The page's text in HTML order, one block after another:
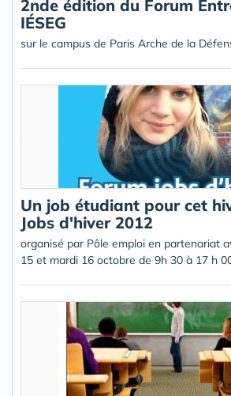
2nde édition du Forum
IÉSEG
sur le campus de Paris Arche de la
Un job étudiant pour cet
Jobs d'hiver 2012
organisé par Pôle emploi en partenariat
15 et mardi 16 octobre de 9h 30 à 17 h